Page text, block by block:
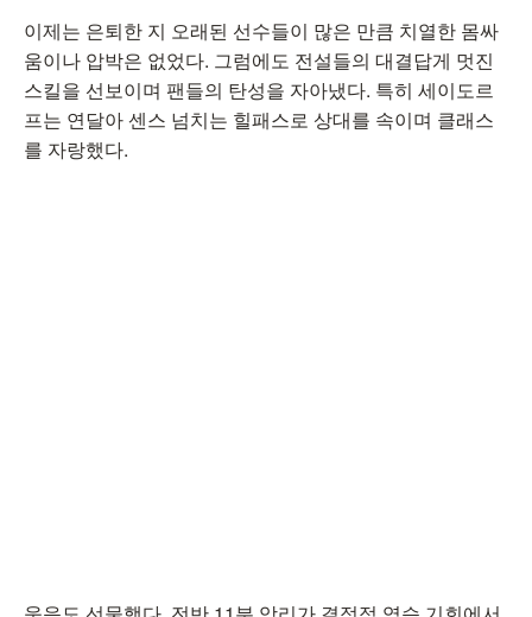
이제는 은퇴한 지 오래된 선수들이 많은 만큼 치열한 몸싸
움이나 압박은 없었다. 그럼에도 전설들의 대결답게 멋진
스킬을 선보이며 팬들의 탄성을 자아냈다. 특히 세이도르
프는 연달아 센스 넘치는 힐패스로 상대를 속이며 클래스
를 자랑했다.